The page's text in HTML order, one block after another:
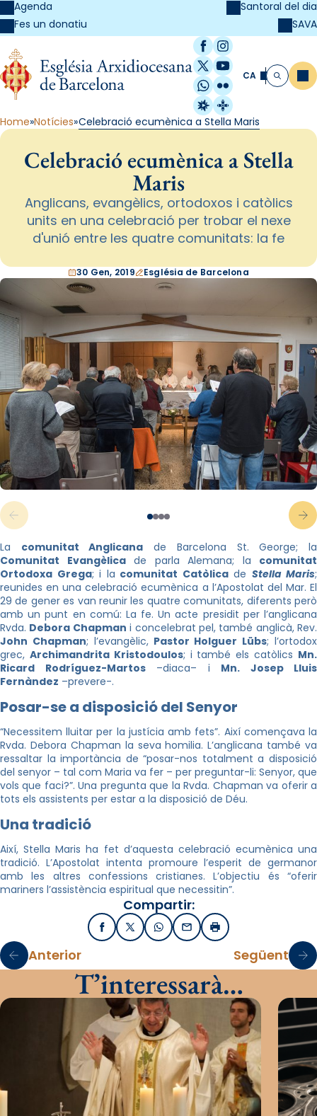
Agenda
Fes un donatiu
Santoral del dia
SAVA
Facebook
Instagram
X / Twitter
YouTube
WhatsApp
Flickr
Radio Estel
Catalunya
CA Cerca
Home Notícies Celebració ecumènica a Stella Maris
Celebració ecumènica a Stella
Maris
Anglicans, evangèlics, ortodoxos i catòlics
units en una celebració per trobar el nexe
d'unió entre les quatre comunitats: la fe
30 Gen, 2019 Església de Barcelona
La comunitat Anglicana de Barcelona St. George; la
Comunitat Evangèlicade parla Alemana; la comunitat
Ortodoxa Grega; i la comunitat Catòlicade Stella Maris;
reunides en una celebració ecumènica a l’Apostolat del Mar. El
29 de gener es van reunir les quatre comunitats, diferents però
amb un punt en comú: La fe. Un acte presidit per l’anglicana
Rvda. Debora Chapman i concelebrat pel, també anglicà, Rev.
John Chapman; l’evangèlic,Pastor Holguer Lübs; l’ortodox
grec, Archimandrita Kristodoulos; i també els catòlics Mn.
Ricard Rodríguez-Martos–diaca– i Mn. Josep Lluis
Fernàndez –prevere-.
Posar-se a disposició del Senyor
“Necessitem lluitar per la justícia amb fets”. Així començava la
Rvda. Debora Chapman la seva homilia. L’anglicana també va
ressaltar la importància de “posar-nos totalment a disposició
del senyor – tal com Maria va fer – per preguntar-li: Senyor, que
vols que faci?”. Una pregunta que la Rvda. Chapman va oferir a
tots els assistents per estar a la disposició de Déu.
Una tradició
Així, Stella Maris ha fet d’aquesta celebració ecumènica una
tradició. L’Apostolat intenta promoure l’esperit de germanor
amb les altres confessions cristianes. L’objectiu és “oferir
mariners l’assistència espiritual que necessitin”.
Compartir:
FacebookX / TwitterWhatsApp
EmailImprimir
Anterior Següent
T’interessarà…